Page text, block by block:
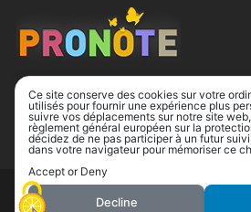
© 2026
Ce site conserve des cookies sur votre
utilisés pour fournir une expérience plus
suivre vos déplacements sur notre site
règlement général européen sur la
décidez de ne pas participer à un futur
dans votre navigateur pour mémoriser ce
Accept or Deny
Decline